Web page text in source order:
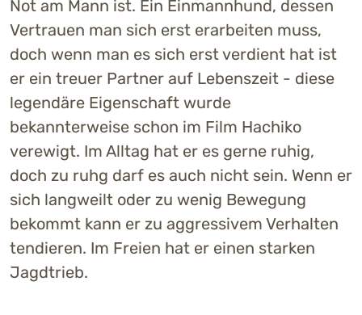
Not am Mann ist. Ein Einmannhund, dessen
Vertrauen man sich erst erarbeiten muss,
doch wenn man es sich erst verdient hat ist
er ein treuer Partner auf Lebenszeit - diese
legendäre Eigenschaft wurde
bekannterweise schon im Film Hachiko
verewigt. Im Alltag hat er es gerne ruhig,
doch zu ruhg darf es auch nicht sein. Wenn er
sich langweilt oder zu wenig Bewegung
bekommt kann er zu aggressivem Verhalten
tendieren. Im Freien hat er einen starken
Jagdtrieb.